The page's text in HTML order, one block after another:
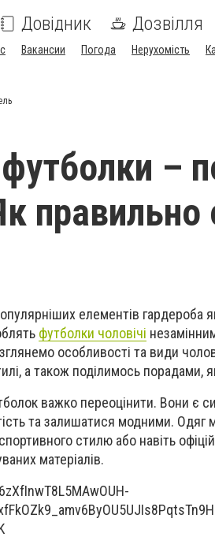
Довідник Дозвілля
Вакансии Погода Нерухомість
–
правильно
елементів гардероба
футболки чоловічі
особливості та види
а також поділимось порадами,
важко переоцінити. Вони є
та залишатися модними. Одяг
стилю або навіть
матеріалів.